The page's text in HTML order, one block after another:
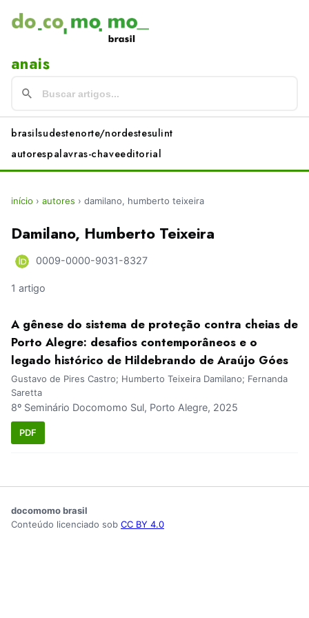
anais
brasilsudestenorte/nordestesulint
autorespalavras-chaveeditorial
início › autores › damilano, humberto teixeira
Damilano, Humberto Teixeira
0009-0000-9031-8327
1 artigo
A gênese do sistema de proteção contra cheias de
Porto Alegre: desafios contemporâneos e o
legado histórico de Hildebrando de Araújo Góes
Gustavo de Pires Castro; Humberto Teixeira Damilano; Fernanda
Saretta
8º Seminário Docomomo Sul, Porto Alegre, 2025
PDF
docomomo brasil
Conteúdo licenciado sob CC BY 4.0